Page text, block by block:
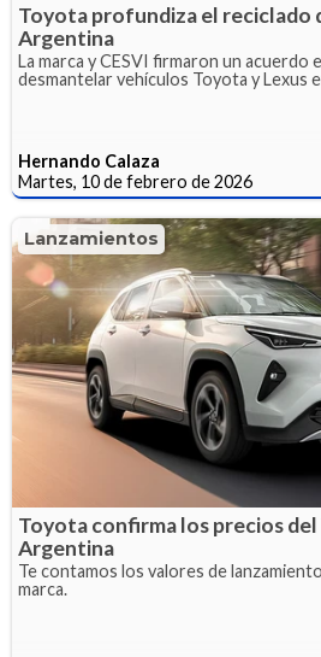
Toyota profundiza el reciclado
Argentina
La marca y CESVI firmaron un
desmantelar vehículos Toyota y Lexus
Hernando Calaza
Martes, 10 de febrero de 2026
Lanzamientos
Toyota confirma los precios del
Argentina
Te contamos los valores de
marca.